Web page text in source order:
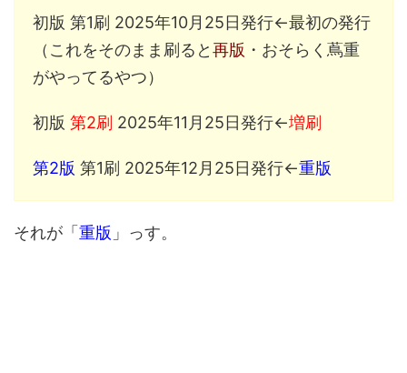
初版 第1刷 2025年10月25日発行←最初の発行
（これをそのまま刷ると再版 ・おそらく蔦重
がやってるやつ）
初版 第2刷 2025年11月25日発行←増刷
第2版 第1刷 2025年12月25日発行←重版
それが「 重版 」っす。